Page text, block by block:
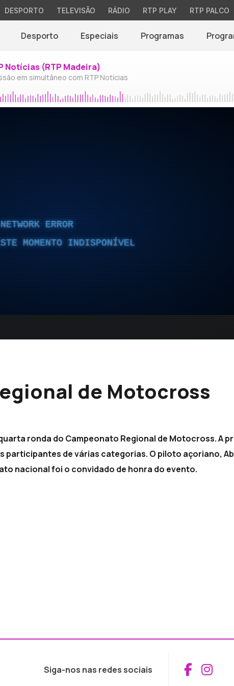
DESPORTO TELEVISÃO RÁDIO RTP PLAY RTP PALCO
Desporto Especiais Programas
Notícias (RTP Madeira)
em simultâneo com RTP Notícias
ERROR
MOMENTO INDISPONÍVEL
de Motocross
ronda do Campeonato Regional de Motocross. A
participantes de várias categorias. O piloto açoriano,
nacional foi o convidado de honra do evento.
Siga-nos nas redes sociais